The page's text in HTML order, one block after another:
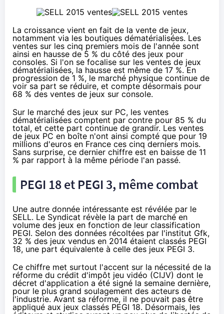
La croissance vient en fait de la vente de jeux,
notamment via les boutiques dématérialisées. Les
ventes sur les cinq premiers mois de l'année sont
ainsi en hausse de 5 % du côté des jeux pour
consoles. Si l'on se focalise sur les ventes de jeux
dématérialisées, la hausse est même de 17 %. En
progression de 1 %, le marché physique continue de
voir sa part se réduire, et compte désormais pour
68 % des ventes de jeux sur console.
Sur le marché des jeux sur PC, les ventes
dématérialisées comptent par contre pour 85 % du
total, et cette part continue de grandir. Les ventes
de jeux PC en boîte n'ont ainsi compté que pour 19
millions d'euros en France ces cinq derniers mois.
Sans surprise, ce dernier chiffre est en baisse de 11
% par rapport à la même période l'an passé.
PEGI 18 et PEGI 3, même combat
Une autre donnée intéressante est révélée par le
SELL. Le Syndicat révèle la part de marché en
volume des jeux en fonction de leur classification
PEGI. Selon des données récoltées par l'institut Gfk,
32 % des jeux vendus en 2014 étaient classés PEGI
18, une part équivalente à celle des jeux PEGI 3.
Ce chiffre met surtout l'accent sur la nécessité de la
réforme du crédit d'impôt jeu vidéo (CIJV) dont le
décret d'application a été signé la semaine dernière,
pour le plus grand soulagement des acteurs de
l'industrie. Avant sa réforme, il ne pouvait pas être
appliqué aux jeux classés PEGI 18. Désormais, les